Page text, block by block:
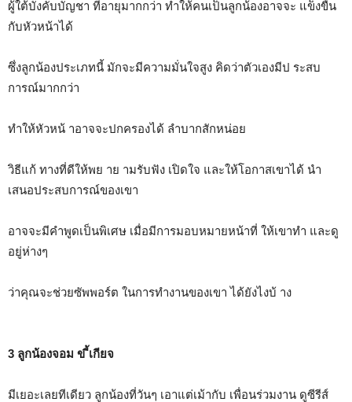
ผู้ใต้บังคับบัญชา ที่อายุมากกว่า ทำให้คนเป็นลูกน้องอาจจะ แข็งขืน
กับหัวหน้าได้
ซึ่งลูกน้องประเภทนี้ มักจะมีความมั่นใจสูง คิดว่าตัวเองมีป ระสบ
การณ์มากกว่า
ทำให้หัวหน้ าอาจจะปกครองได้ ลำบากสักหน่อย
วิธีแก้ ทางที่ดีให้พย าย ามรับฟัง เปิดใจ และให้โอกาสเขาได้ นำ
เสนอประสบการณ์ของเขา
อาจจะมีคำพูดเป็นพิเศษ เมื่อมีการมอบหมายหน้าที่ ให้เขาทำ และดู
อยู่ห่างๆ
ว่าคุณจะช่วยซัพพอร์ต ในการทำงานของเขา ได้ยังไงบ้ าง
3 ลูกน้องจอม ข ี้เกียจ
มีเยอะเลยทีเดียว ลูกน้องที่วันๆ เอาแต่เม้ากับ เพื่อนร่วมงาน ดูซีรีส์